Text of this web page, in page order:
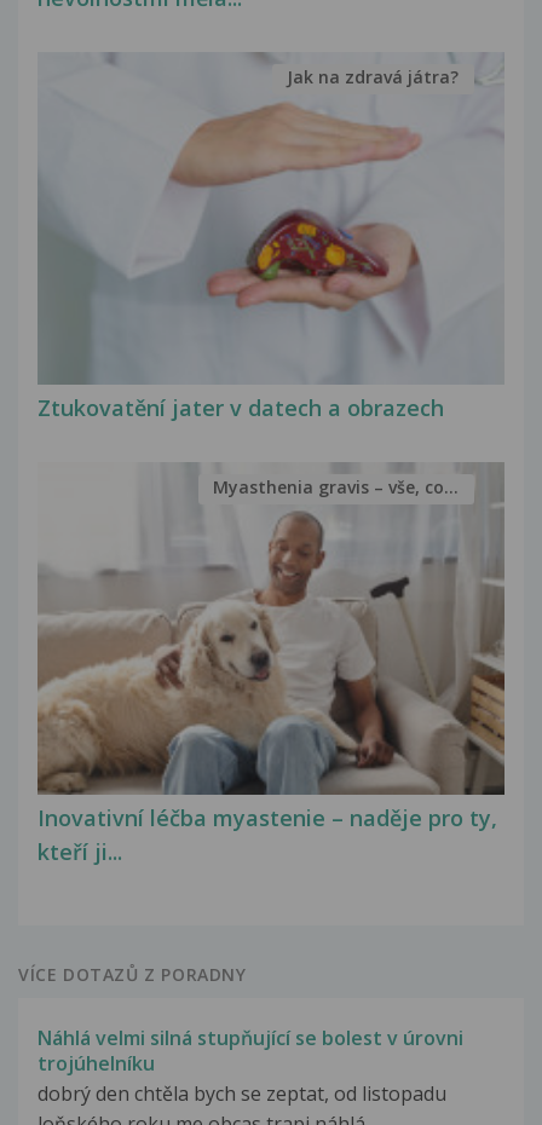
Ztukovatění jater v datech a obrazech
Jak na zdravá játra?
Inovativní léčba myastenie – naděje pro ty,
kteří ji...
Myasthenia gravis – vše, co...
VÍCE DOTAZŮ Z PORADNY
Náhlá velmi silná stupňující se bolest v úrovni
trojúhelníku
dobrý den chtěla bych se zeptat, od listopadu